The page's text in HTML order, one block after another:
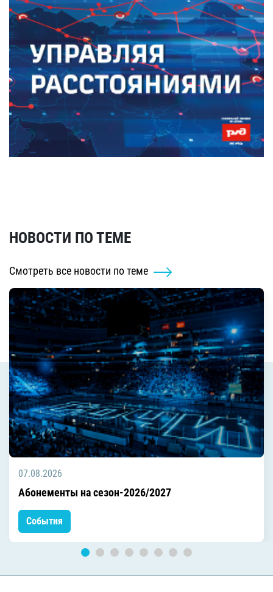
НОВОСТИ ПО ТЕМЕ
Смотреть все новости по теме
07.08.2026
Абонементы на сезон-2026/2027
События